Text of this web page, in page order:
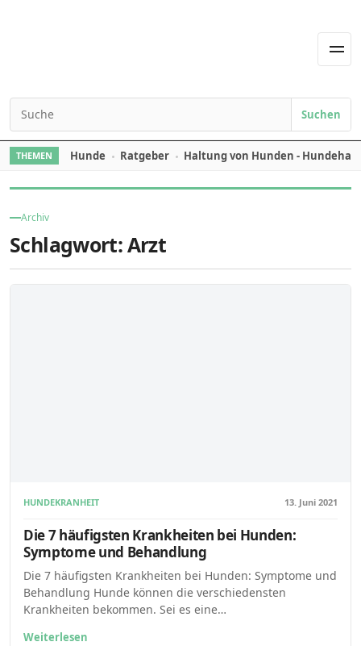
Search for:
Suchen
THEMEN Hunde Ratgeber Haltung von Hunden -
Archiv
Schlagwort:Arzt
HUNDEKRANHEIT 13. Juni 2021
Die 7 häufigsten Krankheiten bei Hunden:
Symptome und Behandlung
Die 7 häufigsten Krankheiten bei Hunden: Symptome und
Behandlung Hunde können die verschiedensten
Krankheiten bekommen. Sei es eine…
Weiterlesen